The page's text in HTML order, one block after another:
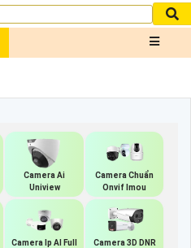
Camera Ai
Uniview
Camera Chuẩn
Onvif Imou
Camera Ip AI Full
Camera 3D DNR